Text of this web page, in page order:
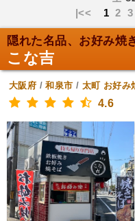
|<< 12 3
隠れた名品、お好み焼
こな吉
大阪府 /和泉市 / 太町 お好み
4.6